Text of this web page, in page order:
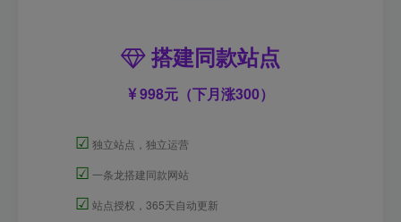
搭建同款站点
998元（下月涨300）
☑ 独立站点，独立运营
☑ 一条龙搭建同款网站
☑ 站点授权，365天自动更新